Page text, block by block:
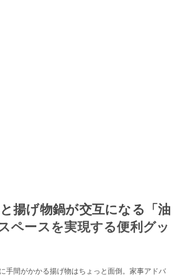
揚げ物鍋が交互になる「油
ペースを実現する便利グッ
手間がかかる揚げ物はちょっと面倒。家事アドバ